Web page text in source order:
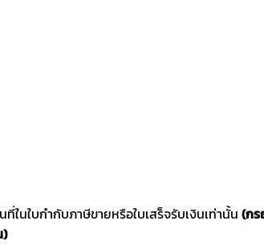
ในใบกำกับภาษีขายหรือใบเสร็จรับเงินเท่านั้น (ก
)